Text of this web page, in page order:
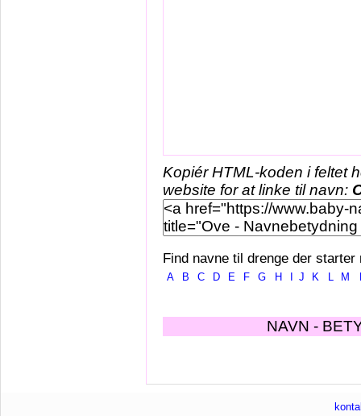
Kopiér HTML-koden i feltet
website for at linke til navn:
Find navne til drenge der starter
A B C D E F G H J K L M
NAVN -